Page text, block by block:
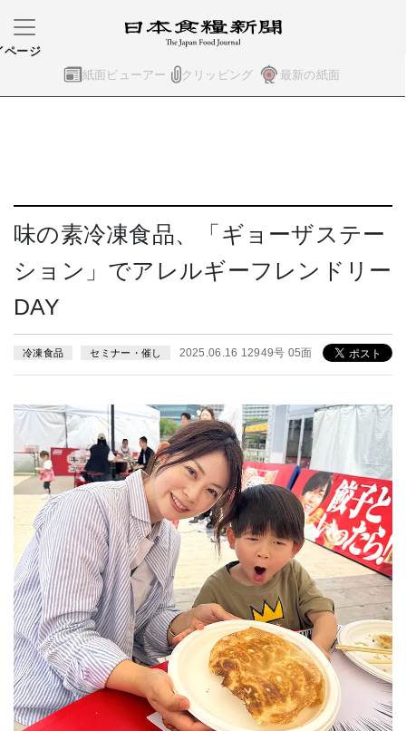
紙面ビューアー クリッピング 最新の紙面
ページ
味の素冷凍食品、「ギョーザステー
ション」でアレルギーフレンドリー
DAY
冷凍食品 セミナー・催し 2025.06.16 12949号 05面